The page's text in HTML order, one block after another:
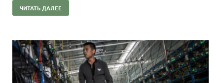
ЧИТАТЬ ДАЛЕЕ